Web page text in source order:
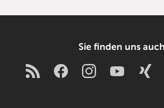
Sie finden uns